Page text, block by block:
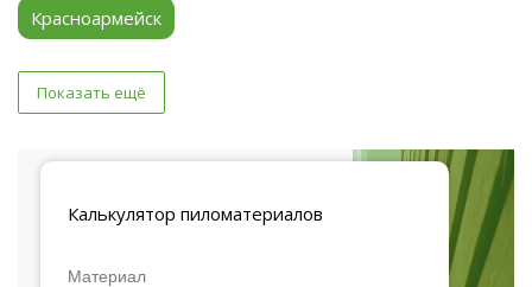
Красноармейск
Показать ещё
Калькулятор пиломатериалов
Материал